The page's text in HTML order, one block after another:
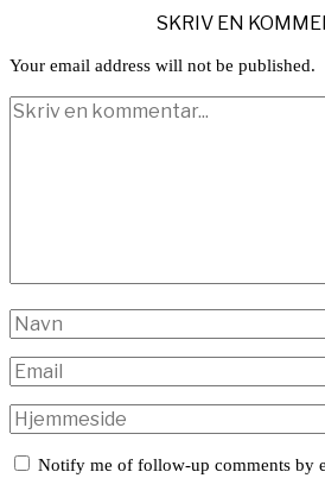
SKRIV EN
Your email address will not be published.
Notify me of follow-up comments by